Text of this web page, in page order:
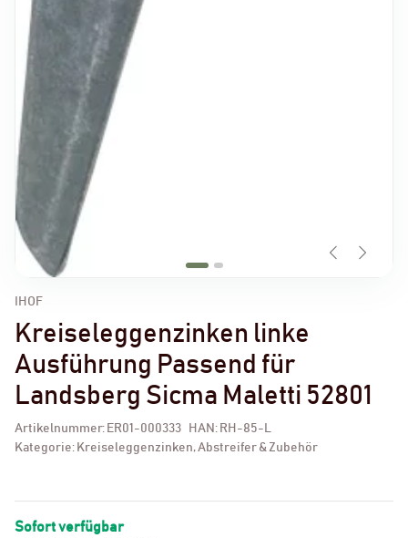
IHOF
Kreiseleggenzinken linke
Ausführung Passend für
Landsberg Sicma Maletti 52801
Artikelnummer: ER01-000333 HAN: RH-85-L
Kategorie: Kreiseleggenzinken, Abstreifer & Zubehör
Sofort verfügbar